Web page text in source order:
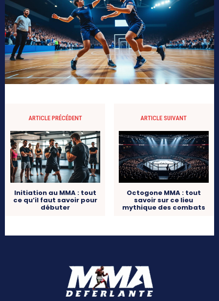
ARTICLE PRÉCÉDENT
Initiation au MMA : tout
ce qu’il faut savoir pour
débuter
ARTICLE SUIVANT
Octogone MMA : tout
savoir sur ce lieu
mythique des combats